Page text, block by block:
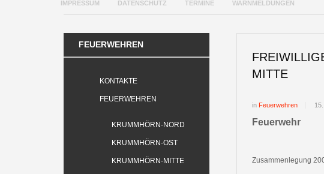
IMPRESSUM DATENSCHUTZ TERMINE WARNMELDUNGEN
FEUERWEHREN
KONTAKTE
FEUERWEHREN
KRUMMHÖRN-NORD
KRUMMHÖRN-OST
KRUMMHÖRN-MITTE
MITTE
in Feuerwehren
Feuerwehr
Zusammenlegung